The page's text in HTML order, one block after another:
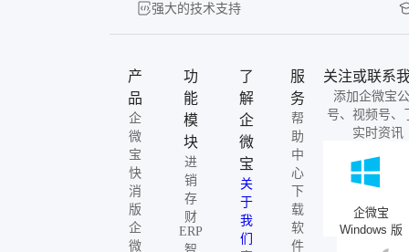
强大的技术支持
产
品
企
微
宝
快
消
版
企
微
功
能
模
块
进
销
存
财
ERP
了
解
企
微
宝
关
于
我
们
服
务
帮
助
中
心
下
载
软
件
关注或联系
添加企微宝
号、视频号、
实时资讯
企微宝
Windows 版